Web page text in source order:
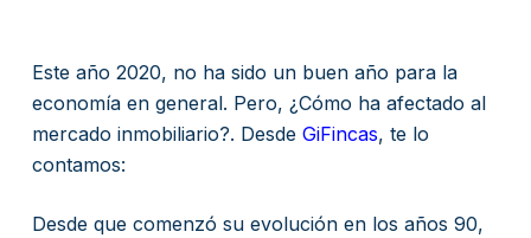
Este año 2020, no ha sido un buen año para la
economía en general. Pero, ¿Cómo ha afectado al
mercado inmobiliario?. Desde GiFincas, te lo
contamos:
Desde que comenzó su evolución en los años 90,